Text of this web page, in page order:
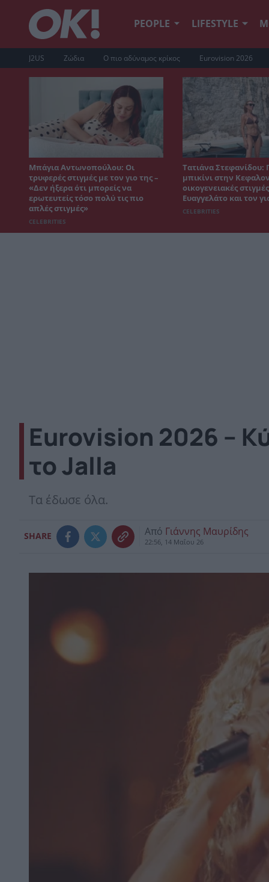
PEOPLE LIFESTYLE
J2US Ζώδια Ο πιο αδύναμος κρίκος Eurovision 2026
Μπάγια Αντωνοπούλου: Οι
τρυφερές στιγμές με τον γιο της –
«Δεν ήξερα ότι μπορείς να
ερωτευτείς τόσο πολύ τις πιο
απλές στιγμές»
CELEBRITIES
Τατιάνα Στεφανίδου:
μπικίνι στην
οικογενειακές
Ευαγγελάτο και τον
CELEBRITIES
Eurovision 2026 –
το Jalla
Τα έδωσε όλα.
SHARE Από Γιάννης Μαυρίδης
22:56, 14 Μαΐου 26